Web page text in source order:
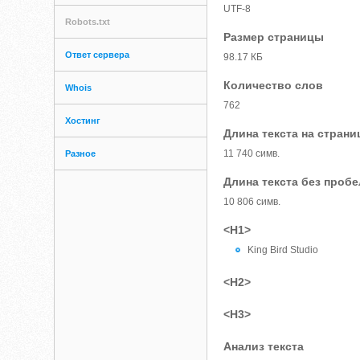
Robots.txt
Ответ сервера
Whois
Хостинг
Разное
UTF-8
Размер страницы
98.17 КБ
Количество слов
762
Длина текста на
11 740 симв.
Длина текста без
10 806 симв.
<H1>
King Bird Studio
<H2>
<H3>
Анализ текста